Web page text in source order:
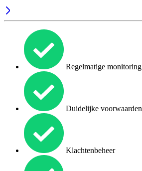
Regelmatige monitoring
Duidelijke voorwaarden
Klachtenbeheer